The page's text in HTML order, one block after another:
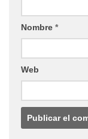
Comentario
Nombre